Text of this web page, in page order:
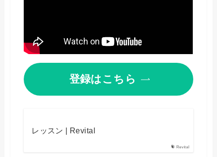
登録はこちら
Revital
レッスン | Revital